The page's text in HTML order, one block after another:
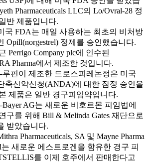
Pharmaceuticals LLC의 Lo/Ovral-28 정
반 제품입니다.
국 FDA는 매일 사용하는 최초의 비처방
Opill(norgestrel) 정제를 승인했습니다.
Perrigo Company plc에 인수된
Pharma에서 제조한 것입니다.
루핀이 제조한 드로스피레논정은 미국
축신약신청(ANDA)에 대한 잠정 승인을
제품은 일반 경구피임약입니다.
Bayer AG는 새로운 비호르몬 피임법에
구를 위해 Bill & Melinda Gates 재단으로
받았습니다.
Pharmaceuticals, SA 및 Mayne Pharma
는 새로운 에스트로겐을 함유한 경구 피
를 이제 호주에서 판매한다고